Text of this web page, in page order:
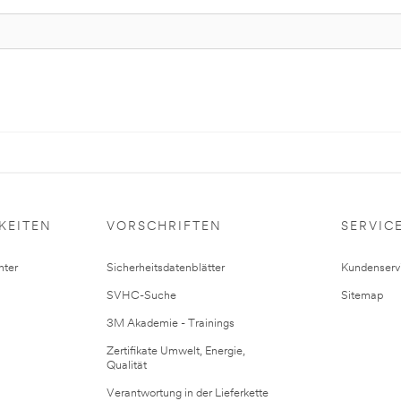
VORSCHRIFTEN
Sicherheitsdatenblätter
SVHC-Suche
3M Akademie - Trainings
Zertifikate Umwelt, Energie,
Qualität
Verantwortung in der Lieferkette
Sitemap